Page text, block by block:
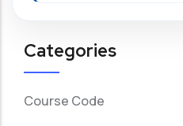
Categories
Course Code